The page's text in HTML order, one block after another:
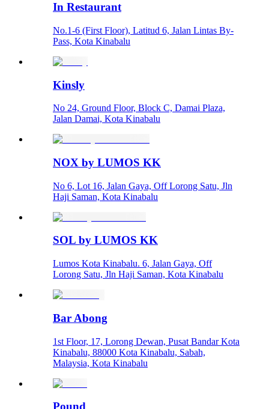
In Restaurant
No.1-6 (First Floor), Latitud 6, Jalan Lintas By-
Pass, Kota Kinabalu
Kinsly
No 24, Ground Floor, Block C, Damai Plaza,
Jalan Damai, Kota Kinabalu
NOX by LUMOS KK
No 6, Lot 16, Jalan Gaya, Off Lorong Satu, Jln
Haji Saman, Kota Kinabalu
SOL by LUMOS KK
Lumos Kota Kinabalu. 6, Jalan Gaya, Off
Lorong Satu, Jln Haji Saman, Kota Kinabalu
Bar Abong
1st Floor, 17, Lorong Dewan, Pusat Bandar Kota
Kinabalu, 88000 Kota Kinabalu, Sabah,
Malaysia, Kota Kinabalu
Pound